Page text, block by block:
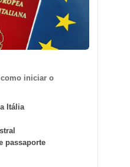
iniciar o
Itália
passaporte